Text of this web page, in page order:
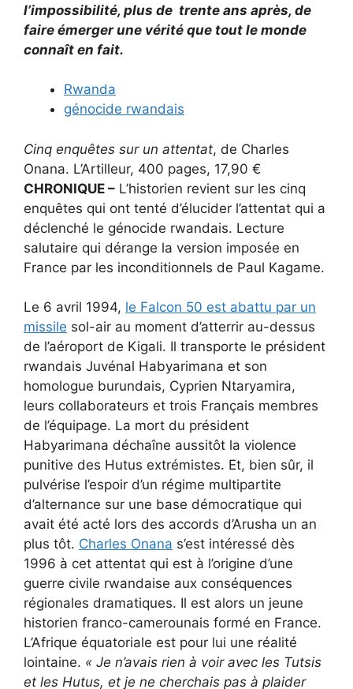
l’impossibilité, plus de trente ans après, de
faire émerger une vérité que tout le monde
connaît en fait.
Rwanda
génocide rwandais
Cinq enquêtes sur un attentat, de Charles
Onana. L’Artilleur, 400 pages, 17,90 €
CHRONIQUE – L’historien revient sur les cinq
enquêtes qui ont tenté d’élucider l’attentat qui a
déclenché le génocide rwandais. Lecture
salutaire qui dérange la version imposée en
France par les inconditionnels de Paul Kagame.
Le 6 avril 1994, le Falcon 50 est abattu par un
missile sol-air au moment d’atterrir au-dessus
de l’aéroport de Kigali. Il transporte le président
rwandais Juvénal Habyarimana et son
homologue burundais, Cyprien Ntaryamira,
leurs collaborateurs et trois Français membres
de l’équipage. La mort du président
Habyarimana déchaîne aussitôt la violence
punitive des Hutus extrémistes. Et, bien sûr, il
pulvérise l’espoir d’un régime multipartite
d’alternance sur une base démocratique qui
avait été acté lors des accords d’Arusha un an
plus tôt. Charles Onana s’est intéressé dès
1996 à cet attentat qui est à l’origine d’une
guerre civile rwandaise aux conséquences
régionales dramatiques. Il est alors un jeune
historien franco-camerounais formé en France.
L’Afrique équatoriale est pour lui une réalité
lointaine. « Je n’avais rien à voir avec les Tutsis
et les Hutus, et je ne cherchais pas à plaider